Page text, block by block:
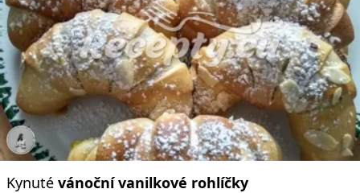
Kynuté vánoční vanilkové rohlíčky